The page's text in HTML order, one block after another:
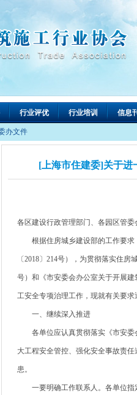
行业评优 行业培训 信息
办文件
[上海市住建委]关于进
各区建设行政管理部门、各园区管委
根据住房城乡建设部的工作要求，
〔2018〕214号），为贯彻落实住
号）和《市安委会办公室关于开展
工安全专项治理工作，现就有关要求
一、继续深入推进
各单位应认真贯彻落实《市安委
大工程安全管控、强化安全事故责
患。
一要明确工作联系人。各单位指